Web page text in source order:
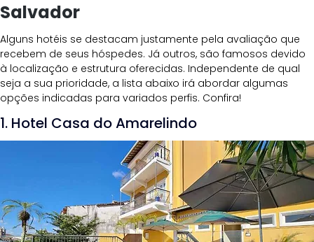
Salvador
Alguns hotéis se destacam justamente pela avaliação que
recebem de seus hóspedes. Já outros, são famosos devido
à localização e estrutura oferecidas. Independente de qual
seja a sua prioridade, a lista abaixo irá abordar algumas
opções indicadas para variados perfis. Confira!
1. Hotel Casa do Amarelindo